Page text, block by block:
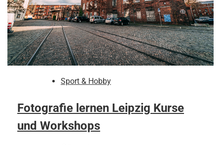
Sport & Hobby
Fotografie lernen Leipzig Kurse
und Workshops